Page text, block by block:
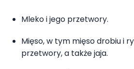
Mleko i jego przetwory.
Mięso, w tym mięso drobiu i
przetwory, a także jaja.